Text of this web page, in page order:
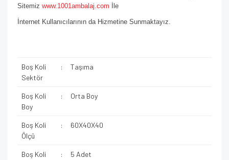
Sitemiz www.1001ambalaj.com İle
İnternet Kullanıcılarının da Hizmetine Sunmaktayız.
Boş Koli
Sektör
: Taşıma
Boş Koli
Boy
: Orta Boy
Boş Koli
Ölçü
: 60X40X40
Boş Koli
: 5 Adet